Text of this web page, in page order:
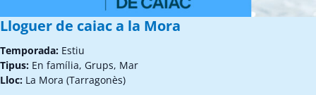
Lloguer de caiac a la Mora
Temporada: Estiu
Tipus: En família, Grups, Mar
Lloc: La Mora (Tarragonès)